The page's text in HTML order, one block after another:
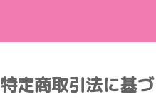
特定商取引法に基